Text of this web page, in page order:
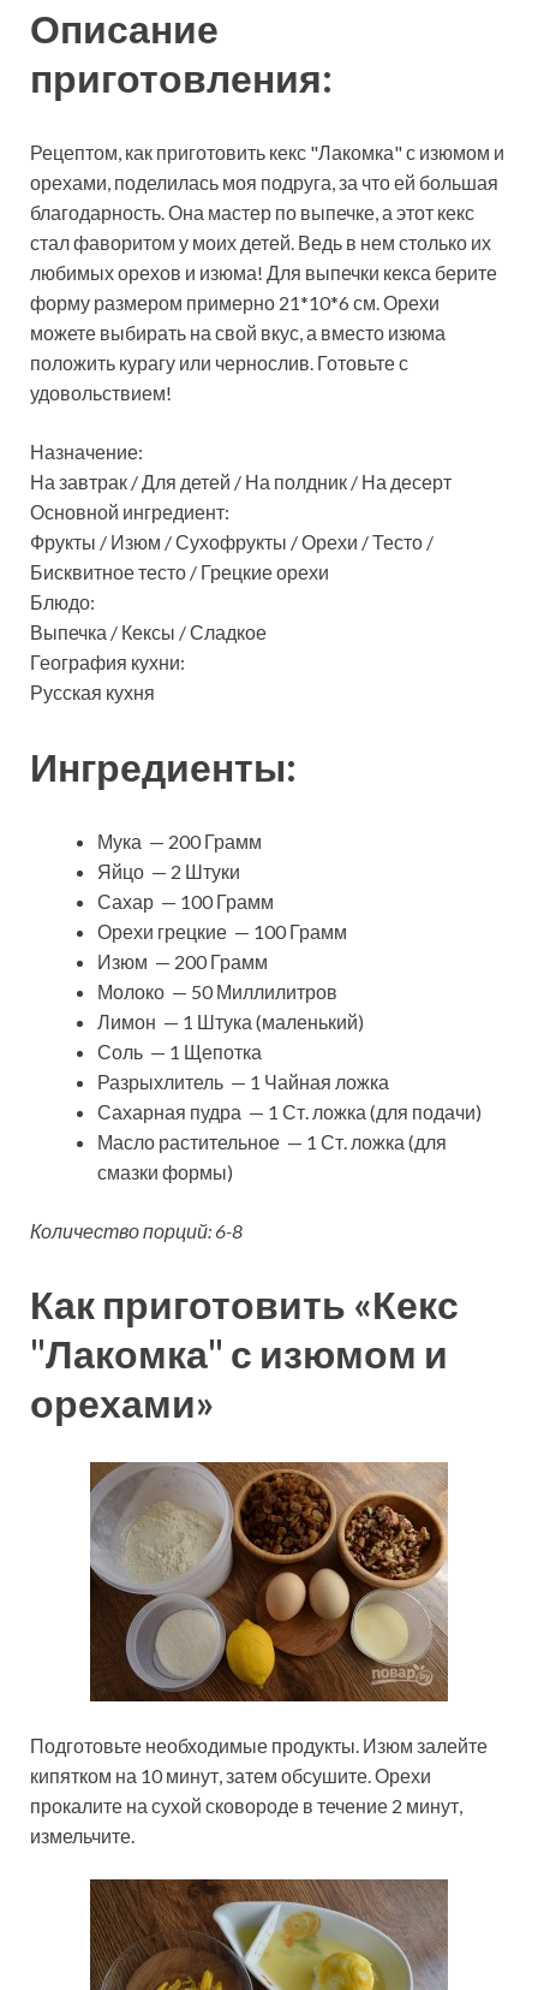
Описание
приготовления:
Рецептом, как приготовить кекс "Лакомка" с изюмом и
орехами, поделилась моя подруга, за что ей большая
благодарность. Она мастер по выпечке, а этот кекс
стал фаворитом у моих детей. Ведь в нем столько их
любимых орехов и изюма! Для выпечки кекса берите
форму размером примерно 21*10*6 см. Орехи
можете выбирать на свой вкус, а вместо изюма
положить курагу или чернослив. Готовьте с
удовольствием!
Назначение:
На завтрак / Для детей / На полдник / На десерт
Основной ингредиент:
Фрукты / Изюм / Сухофрукты / Орехи / Тесто /
Бисквитное тесто / Грецкие орехи
Блюдо:
Выпечка / Кексы / Сладкое
География кухни:
Русская кухня
Ингредиенты:
Мука — 200 Грамм
Яйцо — 2 Штуки
Сахар — 100 Грамм
Орехи грецкие — 100 Грамм
Изюм — 200 Грамм
Молоко — 50 Миллилитров
Лимон — 1 Штука (маленький)
Соль — 1 Щепотка
Разрыхлитель — 1 Чайная ложка
Сахарная пудра — 1 Ст. ложка (для подачи)
Масло растительное — 1 Ст. ложка (для
смазки формы)
Количество порций: 6-8
Как приготовить «Кекс
"Лакомка" с изюмом и
орехами»
Подготовьте необходимые продукты. Изюм залейте
кипятком на 10 минут, затем обсушите. Орехи
прокалите на сухой сковороде в течение 2 минут,
измельчите.